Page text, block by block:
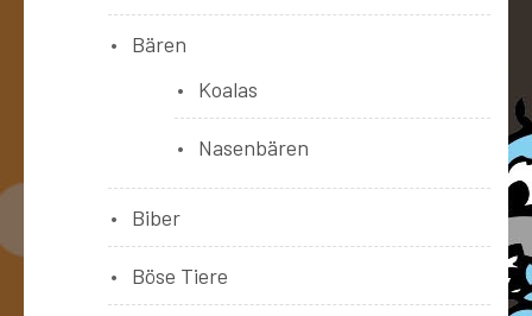
Bären
Koalas
Nasenbären
Biber
Böse Tiere